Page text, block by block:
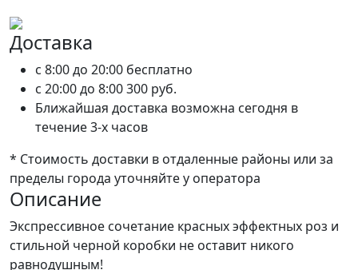
Доставка
c 8:00 до 20:00 бесплатно
c 20:00 до 8:00300 руб.
Ближайшая доставка возможна сегодня в
течение 3-х часов
* Стоимость доставки в отдаленные районы или за
пределы города уточняйте у оператора
Описание
Экспрессивное сочетание красных эффектных роз и
стильной черной коробки не оставит никого
равнодушным!